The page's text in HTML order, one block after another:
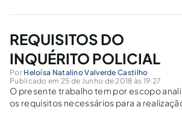
demonstrando a ocorrência da dinâmica
REQUISITOS DO
INQUÉRITO POLICIAL
Por Heloísa Natalino Valverde Castilho
Publicado em 25 de Junho de 2018 às 19:27
O presente trabalho tem por escopo
os requisitos necessários para a